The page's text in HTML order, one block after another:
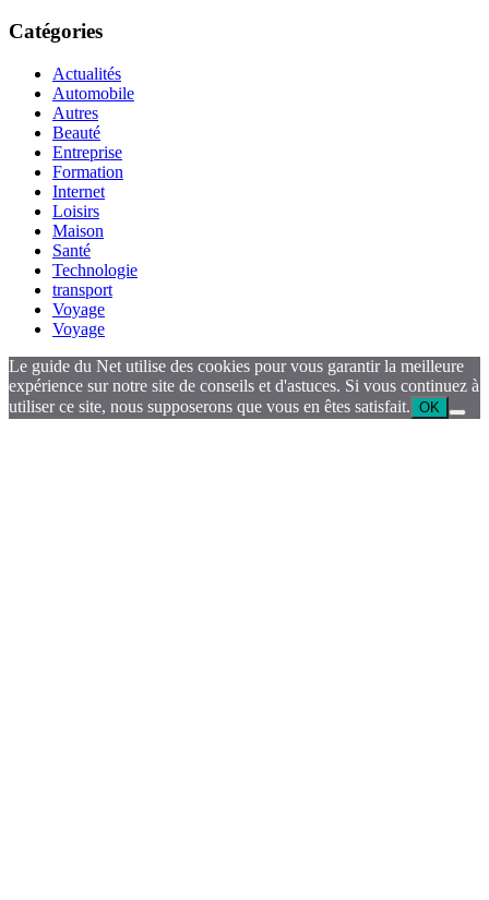
Catégories
Actualités
Automobile
Autres
Beauté
Entreprise
Formation
Internet
Loisirs
Maison
Santé
Technologie
transport
Voyage
Voyage
Le guide du Net utilise des cookies pour vous garantir la meilleure
expérience sur notre site de conseils et d'astuces. Si vous continuez à
utiliser ce site, nous supposerons que vous en êtes satisfait. OK